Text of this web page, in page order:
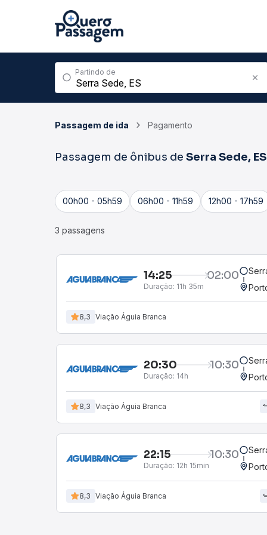
Partindo de
Passagem de ida Pagamento
Passagem de ônibus de Serra Sede, ES
00h00 - 05h59 06h00 - 11h59 12h00 - 17h59
3 passagens
14:25 02:00
Duração: 11h 35m
8,3 Viação Águia Branca
20:30 10:30
Duração: 14h
8,3 Viação Águia Branca
22:15 10:30
Duração: 12h 15min
8,3 Viação Águia Branca